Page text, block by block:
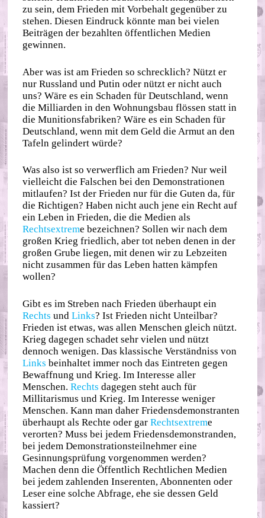
zu sein, dem Frieden mit Vorbehalt gegenüber zu
stehen. Diesen Eindruck könnte man bei vielen
Beiträgen der bezahlten öffentlichen Medien
gewinnen.
Aber was ist am Frieden so schrecklich? Nützt er
nur Russland und Putin oder nützt er nicht auch
uns? Wäre es ein Schaden für Deutschland, wenn
die Milliarden in den Wohnungsbau flössen statt in
die Munitionsfabriken? Wäre es ein Schaden für
Deutschland, wenn mit dem Geld die Armut an den
Tafeln gelindert würde?
Was also ist so verwerflich am Frieden? Nur weil
vielleicht die Falschen bei den Demonstrationen
mitlaufen? Ist der Frieden nur für die Guten da, für
die Richtigen? Haben nicht auch jene ein Recht auf
ein Leben in Frieden, die die Medien als
Rechtsextreme bezeichnen? Sollen wir nach dem
großen Krieg friedlich, aber tot neben denen in der
großen Grube liegen, mit denen wir zu Lebzeiten
nicht zusammen für das Leben hatten kämpfen
wollen?
Gibt es im Streben nach Frieden überhaupt ein
Rechts undLinks? Ist Frieden nicht Unteilbar?
Frieden ist etwas, was allen Menschen gleich nützt.
Krieg dagegen schadet sehr vielen und nützt
dennoch wenigen. Das klassische Verständniss von
Links beinhaltet immer noch das Eintreten gegen
Bewaffnung und Krieg. Im Interesse aller
Menschen.Rechts dagegen steht auch für
Millitarismus und Krieg. Im Interesse weniger
Menschen. Kann man daher Friedensdemonstranten
überhaupt als Rechte oder garRechtsextreme
verorten? Muss bei jedem Friedensdemonstranden,
bei jedem Demonstrationsteilnehmer eine
Gesinnungsprüfung vorgenommen werden?
Machen denn die Öffentlich Rechtlichen Medien
bei jedem zahlenden Inserenten, Abonnenten oder
Leser eine solche Abfrage, ehe sie dessen Geld
kassiert?